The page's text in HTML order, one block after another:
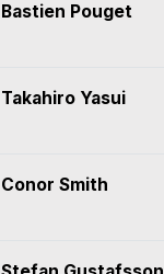
Bastien Pouget
Takahiro Yasui
Conor Smith